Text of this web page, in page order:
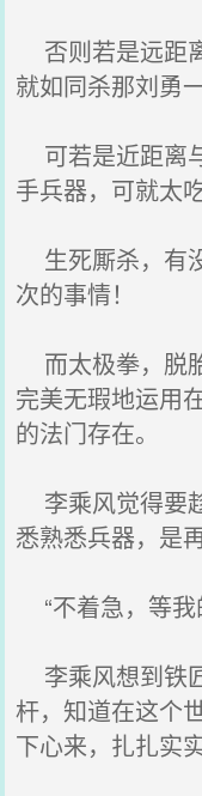
否则若是远距
就如同杀那刘勇一
可若是近距离
手兵器，可就太
生死厮杀，有
次的事情！
而太极拳，脱
完美无瑕地运用
的法门存在。
李乘风觉得要
悉熟悉兵器，是
“不着急，等我
李乘风想到铁
杆，知道在这个
下心来，扎扎实